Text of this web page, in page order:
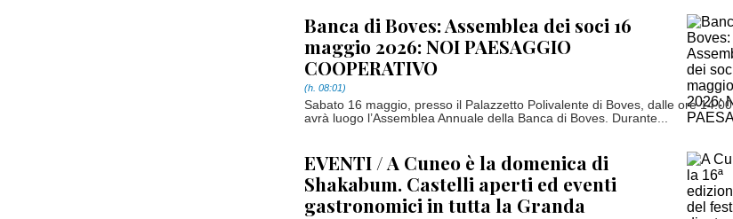
Banca di Boves: Assemblea dei soci 16
maggio 2026: NOI PAESAGGIO
COOPERATIVO
(h. 08:01)
Sabato 16 maggio, presso il Palazzetto Polivalente di Boves, dalle ore 14.00
avrà luogo l’Assemblea Annuale della Banca di Boves. Durante...
EVENTI / A Cuneo è la domenica di
Shakabum. Castelli aperti ed eventi
gastronomici in tutta la Granda